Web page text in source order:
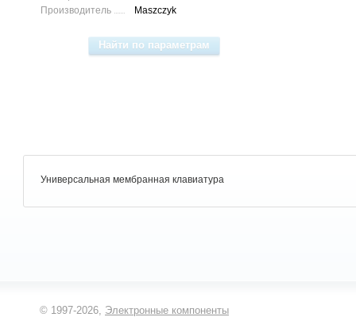
Производитель Maszczyk
Универсальная мембранная клавиатура
© 1997-2026, Электронные компоненты